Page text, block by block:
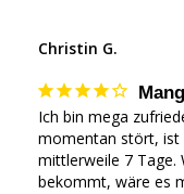
Christin G.
Ich bin mega
momentan stört, ist
mittlerweile 7 Tage.
bekommt, wäre es